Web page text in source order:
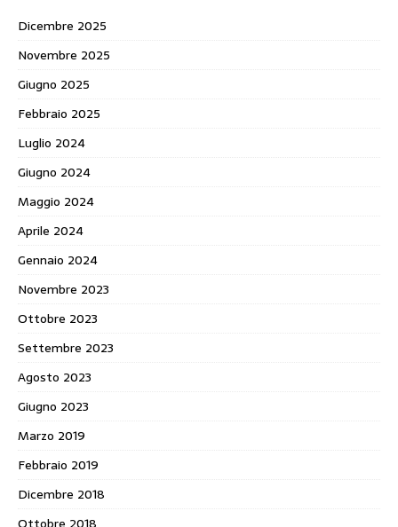
Dicembre 2025
Novembre 2025
Giugno 2025
Febbraio 2025
Luglio 2024
Giugno 2024
Maggio 2024
Aprile 2024
Gennaio 2024
Novembre 2023
Ottobre 2023
Settembre 2023
Agosto 2023
Giugno 2023
Marzo 2019
Febbraio 2019
Dicembre 2018